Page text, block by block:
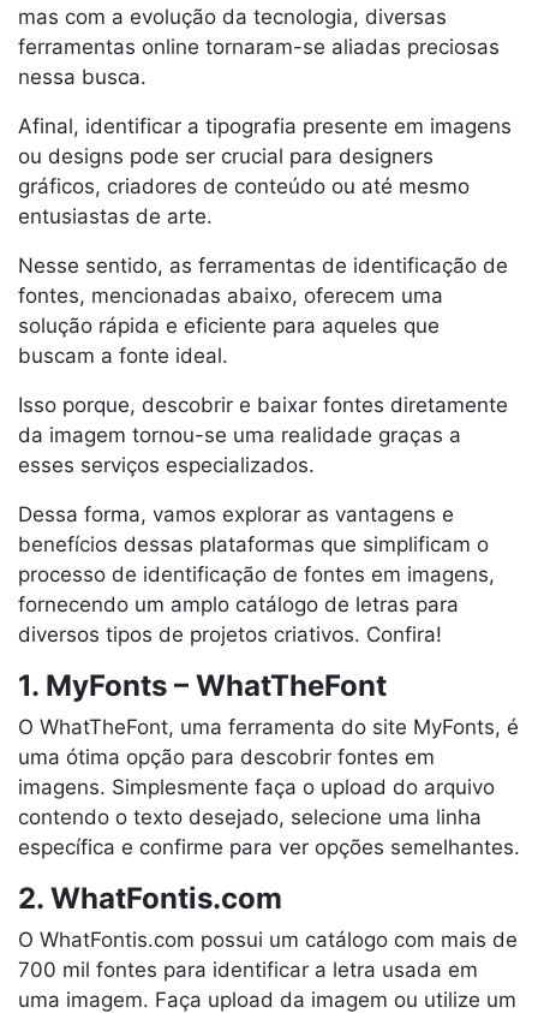
mas com a evolução da tecnologia, diversas
ferramentas online tornaram-se aliadas preciosas
nessa busca.
Afinal, identificar a tipografia presente em imagens
ou designs pode ser crucial para designers
gráficos, criadores de conteúdo ou até mesmo
entusiastas de arte.
Nesse sentido, as ferramentas de identificação de
fontes, mencionadas abaixo, oferecem uma
solução rápida e eficiente para aqueles que
buscam a fonte ideal.
Isso porque, descobrir e baixar fontes diretamente
da imagem tornou-se uma realidade graças a
esses serviços especializados.
Dessa forma, vamos explorar as vantagens e
benefícios dessas plataformas que simplificam o
processo de identificação de fontes em imagens,
fornecendo um amplo catálogo de letras para
diversos tipos de projetos criativos. Confira!
1. MyFonts – WhatTheFont
O WhatTheFont, uma ferramenta do site MyFonts, é
uma ótima opção para descobrir fontes em
imagens. Simplesmente faça o upload do arquivo
contendo o texto desejado, selecione uma linha
específica e confirme para ver opções semelhantes.
2. WhatFontis.com
O WhatFontis.com possui um catálogo com mais de
700 mil fontes para identificar a letra usada em
uma imagem. Faça upload da imagem ou utilize um